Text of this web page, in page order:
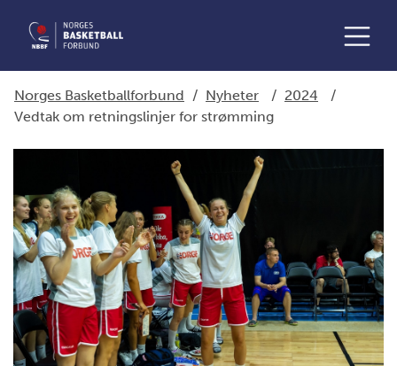
Norges Basketballforbund / Nyheter / 2024
/
Vedtak om retningslinjer for strømming